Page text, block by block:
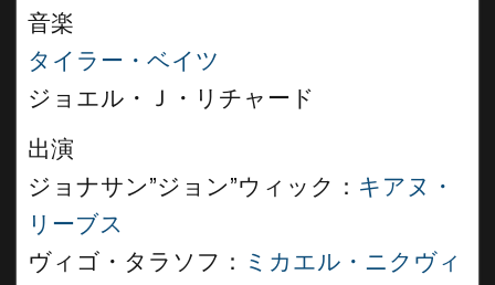
音楽
タイラー・ベイツ
ジョエル・Ｊ・リチャード
出演
ジョナサン”ジョン”ウィック： キアヌ・
リーブス
ヴィゴ・タラソフ： ミカエル・ニクヴィ